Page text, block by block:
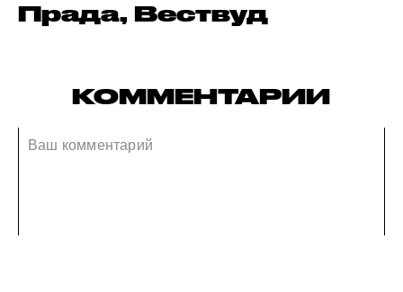
Прада, Вествуд
КОММЕНТАРИИ